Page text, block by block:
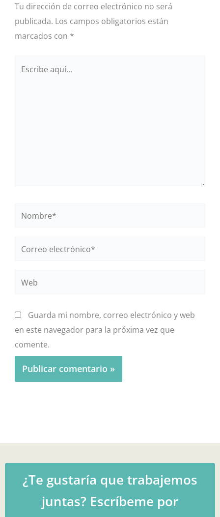
Tu dirección de correo electrónico no será
publicada. Los campos obligatorios están
marcados con *
Nombre*
Correo
Guarda mi nombre, correo electrónico y web
en este navegador para la próxima vez que
comente.
¿Te gustaría que trabajemos
juntas? Escríbeme por